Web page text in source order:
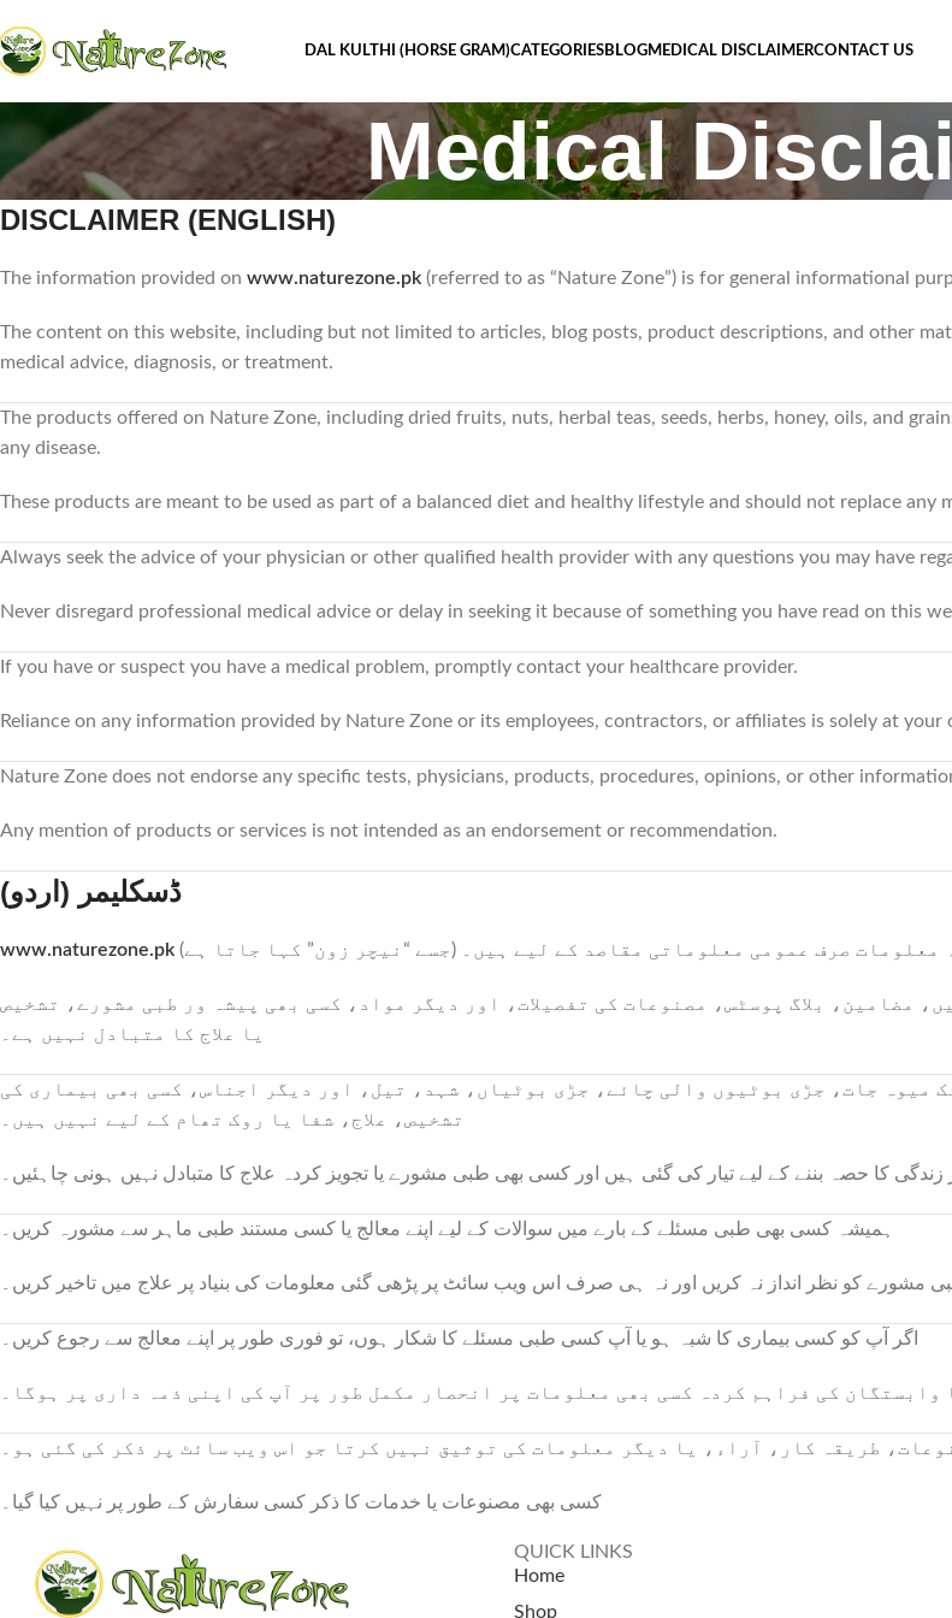
DAL KULTHI (HORSE GRAM)CATEGORIESBLOGMEDICAL DISCLAIMERCONTACT US
Medical
DISCLAIMER (ENGLISH)
The information provided on www.naturezone.pk (referred to as “Nature Zone”) is for general informational
The content on this website, including but not limited to articles, blog posts, product descriptions, and other
medical advice, diagnosis, or treatment.
The products offered on Nature Zone, including dried fruits, nuts, herbal teas, seeds, herbs, honey, oils, and
any disease.
These products are meant to be used as part of a balanced diet and healthy lifestyle and should not replace any
Always seek the advice of your physician or other qualified health provider with any questions you may have
Never disregard professional medical advice or delay in seeking it because of something you have read on this
If you have or suspect you have a medical problem, promptly contact your healthcare provider.
Reliance on any information provided by Nature Zone or its employees, contractors, or affiliates is solely at your
Nature Zone does not endorse any specific tests, physicians, products, procedures, opinions, or other
Any mention of products or services is not intended as an endorsement or recommendation.
ڈسکلیمر (اردو)
www.naturezone.pk جاتا ہے) پر فراہم کردہ معلومات صرف عمومی معلوماتی مقاصد کے لیے ہیں۔
مضامین، بلاگ پوسٹس، مصنوعات کی تفصیلات، اور دیگر مواد، کسی بھی پیشہ ور طبی مشورے، تشخیص
یا علاج کا متبادل نہیں ہے۔
میوہ جات، جڑی بوٹیوں والی چائے، جڑی بوٹیاں، شہد، تیل، اور دیگر اجناس، کسی بھی بیماری کی
تشخیص، علاج، شفا یا روک تھام کے لیے نہیں ہیں۔
کا حصہ بننے کے لیے تیار کی گئی ہیں اور کسی بھی طبی مشورے یا تجویز کردہ علاج کا متبادل نہیں ہونی چاہئیں۔
ہمیشہ کسی بھی طبی مسئلے کے بارے میں سوالات کے لیے اپنے معالج یا کسی مستند طبی ماہر سے مشورہ کریں۔
مشورے کو نظر انداز نہ کریں اور نہ ہی صرف اس ویب سائٹ پر پڑھی گئی معلومات کی بنیاد پر علاج میں تاخیر کریں۔
اگر آپ کو کسی بیماری کا شبہ ہو یا آپ کسی طبی مسئلے کا شکار ہوں، تو فوری طور پر اپنے معالج سے رجوع کریں۔
وابستگان کی فراہم کردہ کسی بھی معلومات پر انحصار مکمل طور پر آپ کی اپنی ذمہ داری پر ہوگا۔
طریقہ کار، آراء، یا دیگر معلومات کی توثیق نہیں کرتا جو اس ویب سائٹ پر ذکر کی گئی ہو۔
کسی بھی مصنوعات یا خدمات کا ذکر کسی سفارش کے طور پر نہیں کیا گیا۔
QUICK LINKS
Home
Shop